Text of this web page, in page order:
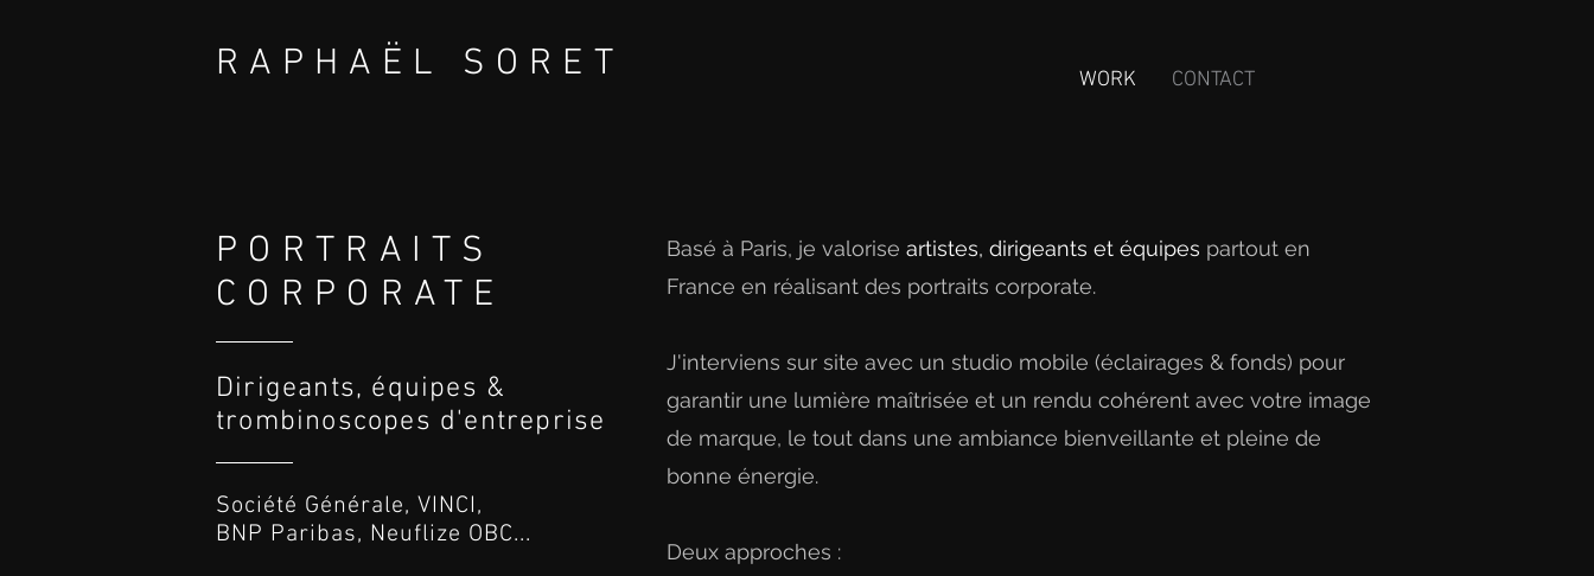
RAPHAËL SORET WORK CONTACT
PORTRAITS
CORPORATE
Dirigeants, équipes &
trombinoscopes d'entreprise
Société Générale, VINCI,
BNP Paribas, Neuflize OBC...
Basé à Paris, je valorise artistes, dirigeants et équipes partout en
France en réalisant des portraits corporate.
J'interviens sur site avec un studio mobile (éclairages & fonds) pour
garantir une lumière maîtrisée et un rendu cohérent avec votre image
de marque, le tout dans une ambiance bienveillante et pleine de
bonne énergie.
Deux approches :